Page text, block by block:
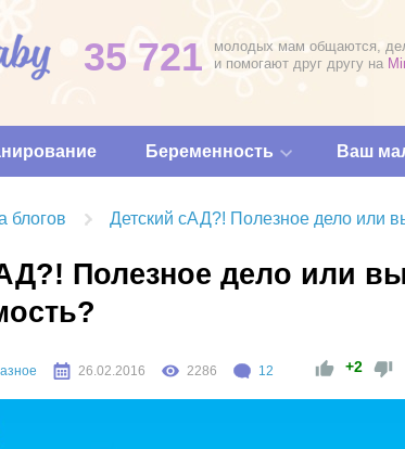
35 721
молодых мам общаются,
и помогают друг другу на
Беременность Ваш
блогов Детский сАД?! Полезное дело или
Полезное дело или
26.02.2016 2286 12 +2